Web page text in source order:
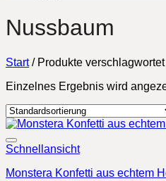
Nussbaum
Start /Produkte verschlagwortet
Einzelnes Ergebnis wird
Schnellansicht
Monstera Konfetti aus echtem